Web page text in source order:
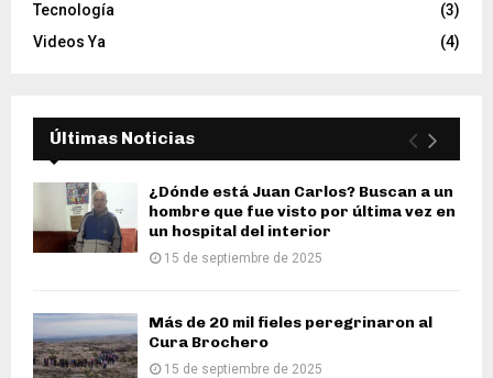
Tecnología
(3)
Videos Ya
(4)
Últimas Noticias
¿Dónde está Juan Carlos? Buscan a un
hombre que fue visto por última vez en
un hospital del interior
15 de septiembre de 2025
Más de 20 mil fieles peregrinaron al
Cura Brochero
15 de septiembre de 2025